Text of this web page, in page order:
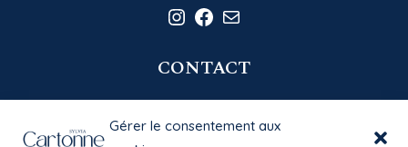
Gérer le consentement aux
Instagram
Facebook
E-mail
CONTACT
contact@sylviacartonne.fr